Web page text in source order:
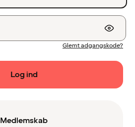
Glemt adgangskode?
Log ind
Medlemskab